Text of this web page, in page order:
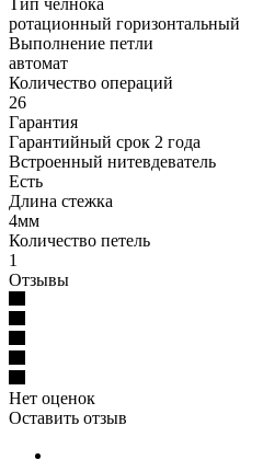
ротационный горизонтальный
Выполнение петли
автомат
Количество операций
26
Гарантия
Гарантийный срок 2 года
Встроенный нитевдеватель
Есть
Длина стежка
4мм
Количество петель
1
Отзывы
Нет оценок
Оставить отзыв